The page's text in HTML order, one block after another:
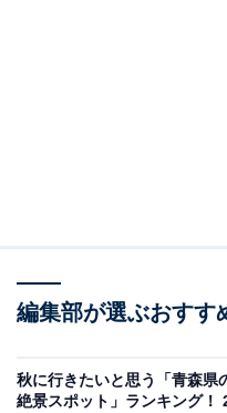
きたいです」（40代女性
高原の大パノラマに圧倒
編集部が選ぶおすす
秋に行きたいと思う「青森県
絶景スポット」ランキング！